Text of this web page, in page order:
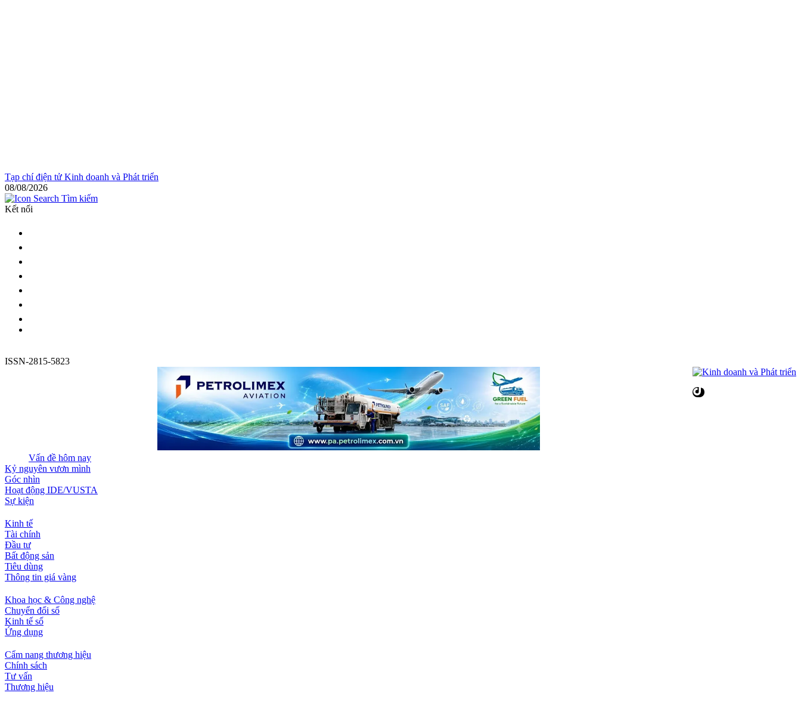
Tạp chí điện tử Kinh doanh và Phát triển
08/08/2026
Tìm kiếm
Kết nối
ISSN-2815-5823
Vấn đề hôm nay
Kỷ nguyên vươn mình
Góc nhìn
Hoạt động IDE/VUSTA
Sự kiện
Kinh tế
Tài chính
Đầu tư
Bất động sản
Tiêu dùng
Thông tin giá vàng
Khoa học & Công nghệ
Chuyển đổi số
Kinh tế số
Ứng dụng
Cẩm nang thương hiệu
Chính sách
Tư vấn
Thương hiệu